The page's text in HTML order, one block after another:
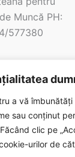
a vă
sau conținut
Făcând clic pe
urilor de
Muncă PH:
577380